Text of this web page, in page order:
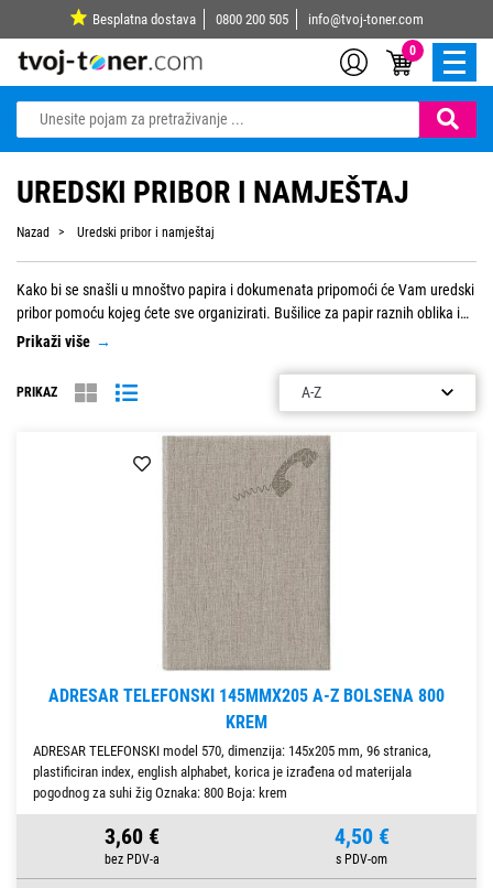
Besplatna dostava 0800 200 505 info@tvoj-toner.com
0
UREDSKI PRIBOR I NAMJEŠTAJ
Nazad Uredski pribor i namještaj
Kako bi se snašli u mnoštvo papira i dokumenata pripomoći će Vam uredski
pribor pomoću kojeg ćete sve organizirati. Bušilice za papir raznih oblika i
veličina, spajalice strojne ili ručne, te punjenja za iste prema Vašim
su post it blokovi, samoljepljivi blokovi raznih oblika i boja, te zastavice. I za
svako poduzeće neobhodni žigovi i tinte, a pogledajte i materijale za vizitke,
Prikaži više →
PRIKAZ
ADRESAR TELEFONSKI 145MMX205 A-Z BOLSENA 800
KREM
ADRESAR TELEFONSKI model 570, dimenzija: 145x205 mm, 96 stranica,
plastificiran index, english alphabet, korica je izrađena od materijala
pogodnog za suhi žig Oznaka: 800 Boja: krem
3,60 € 4,50 €